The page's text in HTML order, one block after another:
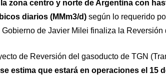
zona centro y norte de Argentina con
diarios (MMm3/d)según lo requerido
Gobierno de Javier Milei finaliza la Reversión
de Reversión del gasoducto de TGN
se estima que estará en operaciones el 15